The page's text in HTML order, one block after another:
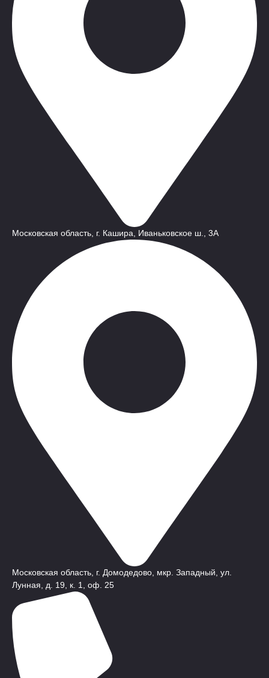
Московская область, г. Кашира, Иваньковское ш., 3A
Московская область, г. Домодедово, мкр. Западный, ул.
Лунная, д. 19, к. 1, оф. 25